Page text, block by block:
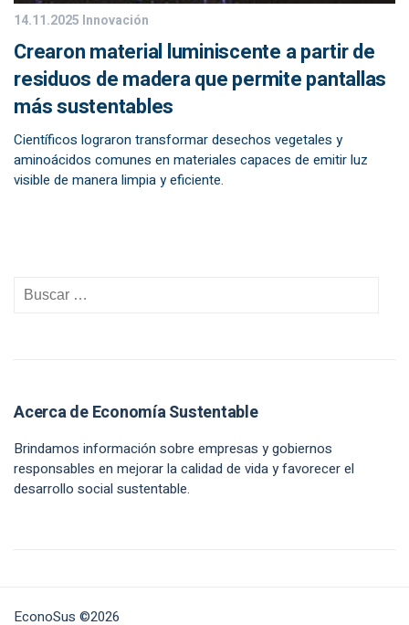
14.11.2025 Innovación
Crearon material luminiscente a partir de
residuos de madera que permite pantallas
más sustentables
Científicos lograron transformar desechos vegetales y
aminoácidos comunes en materiales capaces de emitir luz
visible de manera limpia y eficiente.
Acerca de Economía Sustentable
Brindamos información sobre empresas y gobiernos
responsables en mejorar la calidad de vida y favorecer el
desarrollo social sustentable.
EconoSus ©2026